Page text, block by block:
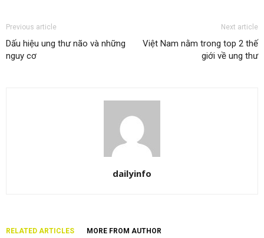
Previous article
Dấu hiệu ung thư não và những
nguy cơ
Next article
Việt Nam nằm trong top 2 thế
giới về ung thư
dailyinfo
RELATED ARTICLES MORE FROM AUTHOR